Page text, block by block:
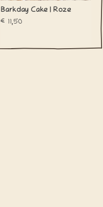
Barkday Cake | Roze
€11,50